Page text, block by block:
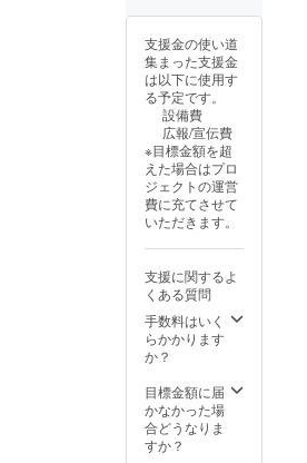
OK（お
ケ
ア）。
就寝中
に潤い
を補給
し、翌
朝しっ
とり透
明感の
ある肌
へ導き
効果 お
休み前
に使う
「ナイ
トケ
けシー
トマス
ク ラベ
ンダー
髪にツ
ヤが出
たのが
嬉し
い！」
あなた
の毎日
に、花
と香り
のご褒
美を。
の機会
に、ユ
ルルカ
ミンの
香りを
さい。
好きな
方 髪の
乾燥・
ダメー
ジが気
になる
方 サロ
ン品質
を自宅
で体感
したい
方 リ
ラック
スでき
るバス
タイム
を求め
ている
方 ---
声】
「香り
に癒さ
にも安
心 ● こ
んな方
におす
すめ ・
ストレ
スや疲
れがた
まりや
すい方
・自然
派コス
メがお
好きな
方 ・ふ
んわり
軽やか
でまと
まりの
い方 ぜ
ひ、毎
日のバ
ちなが
ら、髪
本来の
美しさ
を引き
出しま
す。 ・
髪のパ
サつき
が気に
なる方
・頭皮
の乾燥
やかゆ
みが気
になる
方 ・香
りでリ
ラック
おすす
めで
す。 使
さらっ
と指通
りのよ
い仕上
がり
に。 ●
毎日使
いたく
なる軽
やかさ
ベタつ
きにく
く、暑
い季節
地よく
使える
処方
で、家
すすめ
です。
ぜひこ
アシ
です。
植物由
来のや
さしさ
で、髪
も頭皮
も健や
かに整
えま
す。 使
用方法
＜
：シャ
ンプー
＞ ぬる
ま湯で
髪と頭
くすす
いだ
後、適
量を手
支援金の使い道
集まった支援金
は以下に使用す
る予定です。
設備費
広報/宣伝費
※目標金額を超
えた場合はプロ
ジェクトの運営
費に充てさせて
いただきます。
支援に関するよ
くある質問
手数料はいく
らかかります
か？
目標金額に届
かなかった場
合どうなりま
すか？